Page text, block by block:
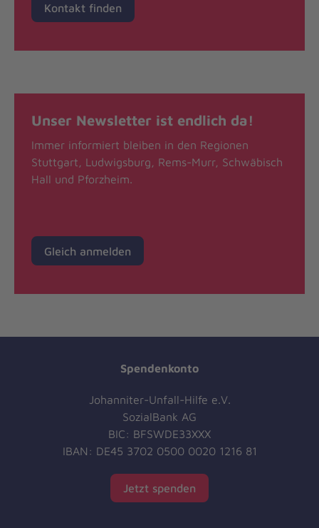
Kontakt finden
Unser Newsletter ist endlich da!
Immer informiert bleiben in den Regionen
Stuttgart, Ludwigsburg, Rems-Murr, Schwäbisch
Hall und Pforzheim.
Gleich anmelden
Spendenkonto
Johanniter-Unfall-Hilfe e.V.
SozialBank AG
BIC: BFSWDE33XXX
IBAN: DE45 3702 0500 0020 1216 81
Jetzt spenden